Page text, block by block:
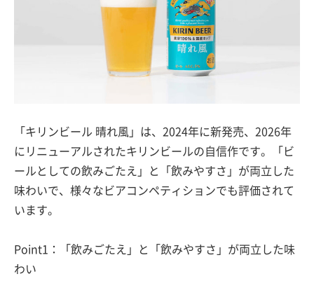
「キリンビール 晴れ風」は、2024年に新発売、2026年
にリニューアルされたキリンビールの自信作です。「ビ
ールとしての飲みごたえ」と「飲みやすさ」が両立した
味わいで、様々なビアコンペティションでも評価されて
います。
Point1：「飲みごたえ」と「飲みやすさ」が両立した味
わい